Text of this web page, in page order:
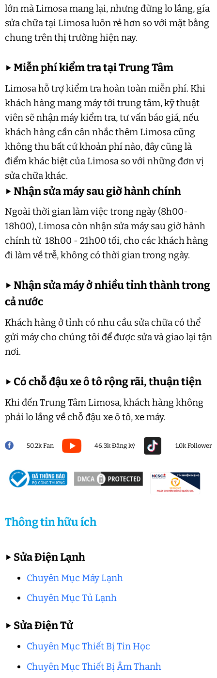
lớn mà Limosa mang lại, nhưng đừng lo lắng, gía
sửa chữa tại Limosa luôn rẻ hơn so với mặt bằng
chung trên thị trường hiện nay.
▶Miễn phí kiểm tra tại Trung Tâm
Limosa hỗ trợ kiểm tra hoàn toàn miễn phí. Khi
khách hàng mang máy tới trung tâm, kỹ thuật
viên sẽ nhận máy kiểm tra, tư vấn báo giá, nếu
khách hàng cần cân nhắc thêm Limosa cũng
không thu bất cứ khoản phí nào, đây cũng là
điểm khác biệt của Limosa so với những đơn vị
sửa chữa khác.
▶Nhận sửa máy sau giờ hành chính
Ngoài thời gian làm việc trong ngày (8h00-
18h00), Limosa còn nhận sửa máy sau giờ hành
chính từ 18h00 - 21h00 tối, cho các khách hàng
đi làm về trễ, không có thời gian trong ngày.
▶Nhận sửa máy ở nhiều tỉnh thành trong
cả nước
Khách hàng ở tỉnh có nhu cầu sửa chữa có thể
gửi máy cho chúng tôi để được sửa và giao lại tận
nơi.
▶ Có chỗ đậu xe ô tô rộng rãi, thuận tiện
Khi đến Trung Tâm Limosa, khách hàng không
phải lo lắng về chỗ đậu xe ô tô, xe máy.
50.2k Fan 46.3k Đăng ký 1.0k Follower
Thông tin hữu ích
▶ Sửa Điện Lạnh
Chuyên Mục Máy Lạnh
Chuyên Mục Tủ Lạnh
▶ Sửa Điện Tử
Chuyên Mục Thiết Bị Tin Học
Chuyên Mục Thiết Bị Âm Thanh